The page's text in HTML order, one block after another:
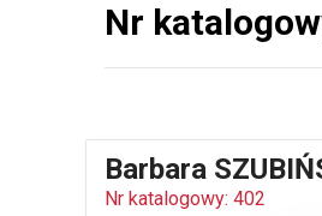
Nr
Barbara
Nr katalogowy: 402